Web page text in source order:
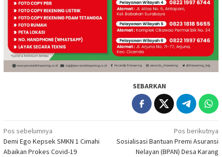
SEBARKAN
Navigasi
pos
Pos sebelumnya
Demi Ego Kepsek SMKN 1 Cimahi
Abaikan Prokes Covid-19
Pos berikutnya
Sosialisasi Bantuan Premi Asuransi
Nelayan (BPAN) Desa Karang